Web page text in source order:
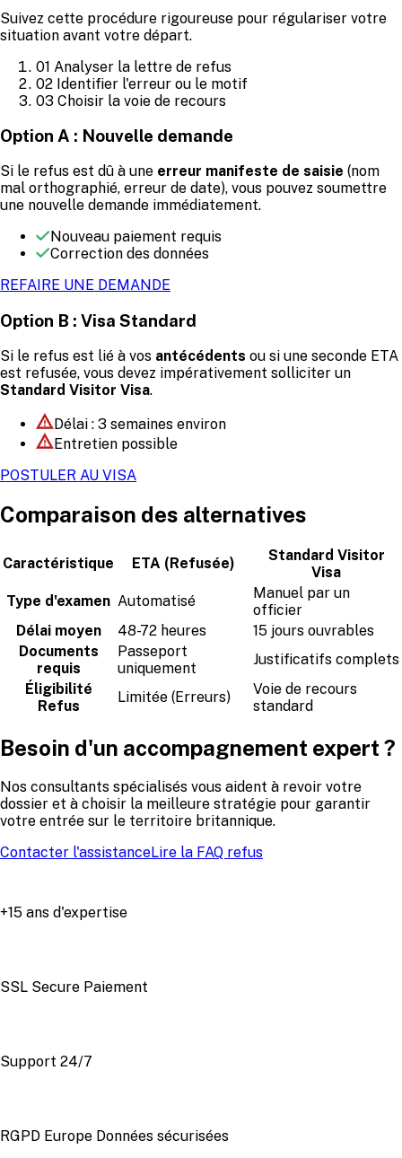
Suivez cette procédure rigoureuse pour régulariser votre
situation avant votre départ.
01 Analyser la lettre de refus
02 Identifier l'erreur ou le motif
03 Choisir la voie de recours
Option A : Nouvelle demande
Si le refus est dû à une erreur manifeste de saisie (nom
mal orthographié, erreur de date), vous pouvez soumettre
une nouvelle demande immédiatement.
Nouveau paiement requis
Correction des données
REFAIRE UNE DEMANDE
Option B : Visa Standard
Si le refus est lié à vos antécédents ou si une seconde ETA
est refusée, vous devez impérativement solliciter un
Standard Visitor Visa.
Délai : 3 semaines environ
Entretien possible
POSTULER AU VISA
Comparaison des alternatives
Caractéristique ETA (Refusée)
Standard Visitor
Visa
Type d'examen Automatisé
Manuel par un
officier
Délai moyen
48-72 heures
15 jours ouvrables
Documents
requis
Passeport
uniquement
Justificatifs complets
Éligibilité
Refus
Limitée (Erreurs)
Voie de recours
standard
Besoin d'un accompagnement expert ?
Nos consultants spécialisés vous aident à revoir votre
dossier et à choisir la meilleure stratégie pour garantir
votre entrée sur le territoire britannique.
Contacter l'assistanceLire la FAQ refus
+15 ans d'expertise
SSL Secure Paiement
Support 24/7
RGPD Europe Données sécurisées